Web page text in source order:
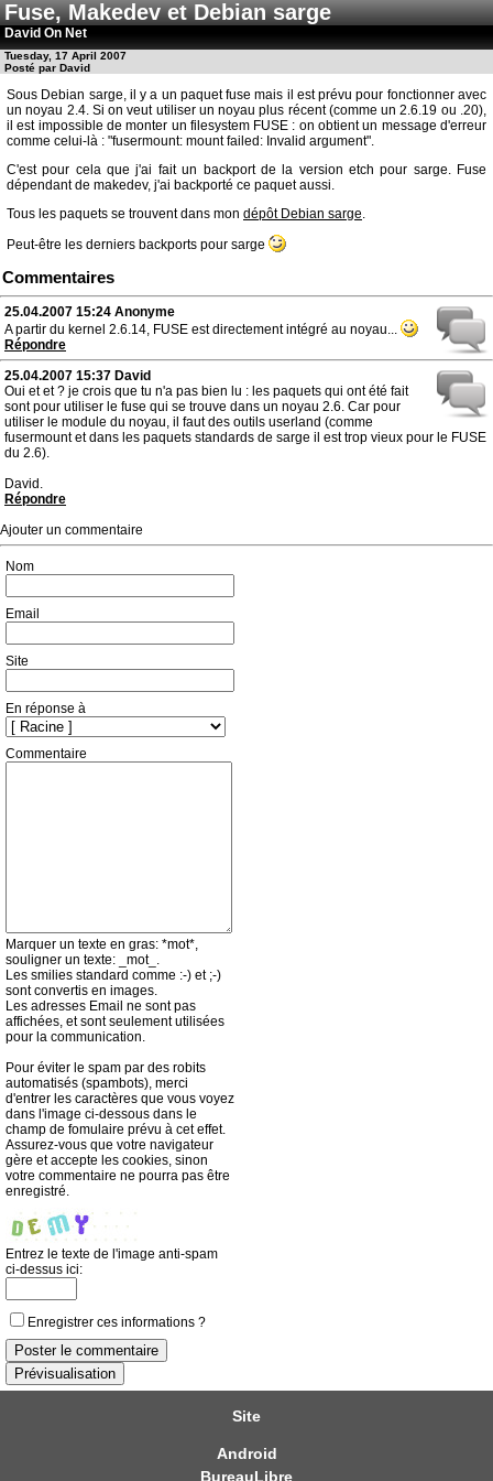
Fuse, Makedev et Debian sarge
David On Net
Tuesday, 17 April 2007
Posté par David
Sous Debian sarge, il y a un paquet fuse mais il est prévu pour fonctionner avec
un noyau 2.4. Si on veut utiliser un noyau plus récent (comme un 2.6.19 ou .20),
il est impossible de monter un filesystem FUSE : on obtient un message d'erreur
comme celui-là : "fusermount: mount failed: Invalid argument".
C'est pour cela que j'ai fait un backport de la version etch pour sarge. Fuse
dépendant de makedev, j'ai backporté ce paquet aussi.
Tous les paquets se trouvent dans mon dépôt Debian sarge.
Peut-être les derniers backports pour sarge
Commentaires
25.04.2007 15:24 Anonyme
A partir du kernel 2.6.14, FUSE est directement intégré au noyau...
Répondre
25.04.2007 15:37 David
Oui et et ? je crois que tu n'a pas bien lu : les paquets qui ont été fait
sont pour utiliser le fuse qui se trouve dans un noyau 2.6. Car pour
utiliser le module du noyau, il faut des outils userland (comme
fusermount et dans les paquets standards de sarge il est trop vieux pour le FUSE
du 2.6).
David.
Répondre
Ajouter un commentaire
Nom
Email
Site
En réponse à
Commentaire
Marquer un texte en gras: *mot*,
souligner un texte: _mot_.
Les smilies standard comme :-) et ;-)
sont convertis en images.
Les adresses Email ne sont pas
affichées, et sont seulement utilisées
pour la communication.
Pour éviter le spam par des robits
automatisés (spambots), merci
d'entrer les caractères que vous voyez
dans l'image ci-dessous dans le
champ de fomulaire prévu à cet effet.
Assurez-vous que votre navigateur
gère et accepte les cookies, sinon
votre commentaire ne pourra pas être
enregistré.
Entrez le texte de l'image anti-spam
ci-dessus ici:
Enregistrer ces informations ?
Site
Android
BureauLibre